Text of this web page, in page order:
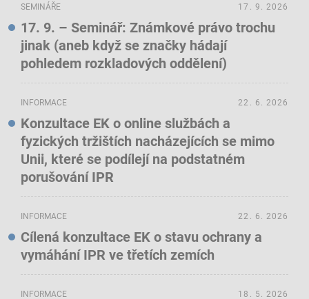
SEMINÁŘE
17. 9. – Seminář: Známkové právo trochu
jinak (aneb když se značky hádají
pohledem rozkladových oddělení)
17. 9. 2026
INFORMACE
Konzultace EK o online službách a
fyzických tržištích nacházejících se mimo
Unii, které se podílejí na podstatném
porušování IPR
22. 6. 2026
INFORMACE
Cílená konzultace EK o stavu ochrany a
vymáhání IPR ve třetích zemích
22. 6. 2026
INFORMACE 18. 5. 2026